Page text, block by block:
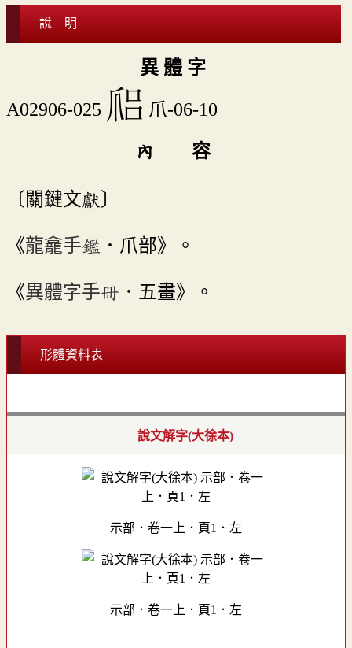
說 明
異 體 字
A02906-025 󴆝 爪-06-10
內 容
〔關鍵文獻〕
《龍龕手鑑 ．爪部》。
《異體字手冊 ．五畫》。
形體資料表
說文解字(大徐本)
示部．卷一上．頁1．左
示部．卷一上．頁1．左